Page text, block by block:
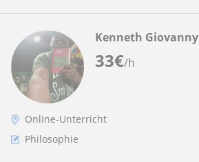
33€/h
Kenneth Giovanny
Online-Unterricht
Philosophie